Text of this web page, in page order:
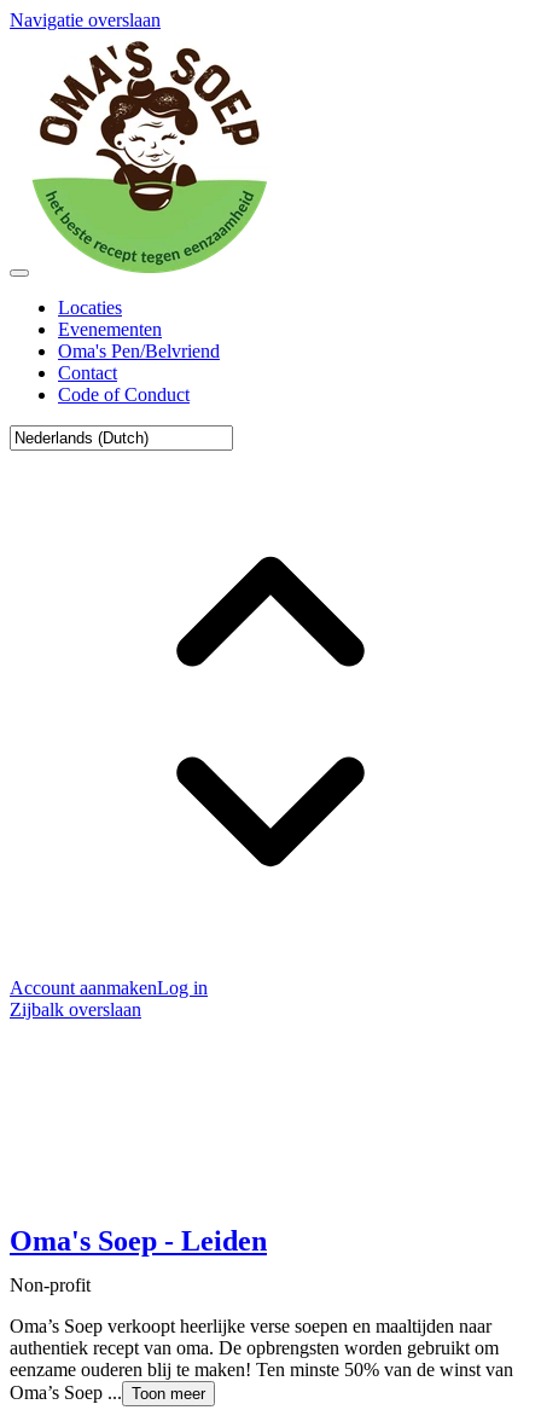
Navigatie overslaan
Locaties
Evenementen
Oma's Pen/Belvriend
Contact
Code of Conduct
Account aanmakenLog in
Zijbalk overslaan
Oma's Soep - Leiden
Non-profit
Oma’s Soep verkoopt heerlijke verse soepen en maaltijden naar
authentiek recept van oma. De opbrengsten worden gebruikt om
eenzame ouderen blij te maken! Ten minste 50% van de winst van
Oma’s Soep ... Toon meer